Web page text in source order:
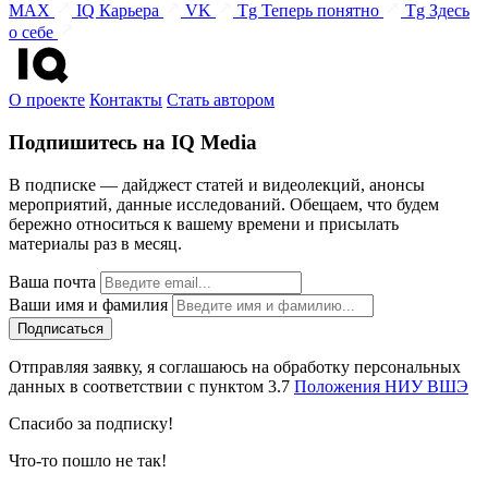
MAX
IQ Карьера VK Tg Теперь понятно
Tg Здесь
о себе
О проекте Контакты Стать автором
Подпишитесь на IQ Media
В подписке — дайджест статей и видеолекций, анонсы
мероприятий, данные исследований. Обещаем, что будем
бережно относиться к вашему времени и присылать
материалы раз в месяц.
Ваша почта
Ваши имя и фамилия
Отправляя заявку, я соглашаюсь на обработку персональных
данных в соответствии с пунктом 3.7 Положения НИУ ВШЭ
Спасибо за подписку!
Что-то пошло не так!